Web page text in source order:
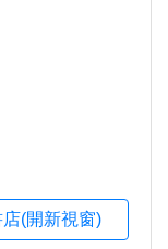
(開新視窗)